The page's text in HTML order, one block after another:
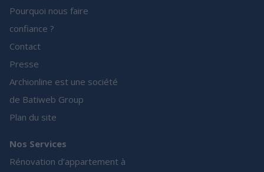
Pourquoi nous faire
confiance ?
Contact
Presse
Archionline est une société
de Batiweb Group
Plan du site
Nos Services
Rénovation d’appartement à